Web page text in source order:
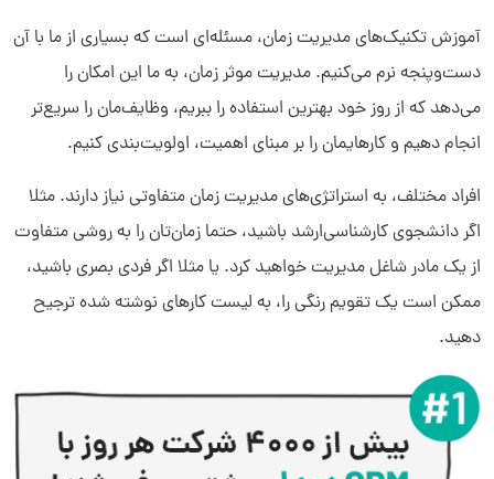
آموزش تکنیک‌های مدیریت زمان، مسئله‌ای است که بسیاری از ما با آن
دست‌وپنجه نرم می‌کنیم. مدیریت موثر زمان، به ما این امکان را
می‌دهد که از روز خود بهترین استفاده را ببریم، وظایف‌مان را سریع‌تر
انجام دهیم و کارهایمان را بر مبنای اهمیت، اولویت‌بندی کنیم.
افراد مختلف، به استراتژی‌های مدیریت زمان متفاوتی نیاز دارند. مثلا
اگر دانشجوی کارشناسی‌ارشد باشید، حتما زمان‌تان را به روشی متفاوت
از یک مادر شاغل مدیریت خواهید کرد. یا مثلا اگر فردی بصری باشید،
ممکن است یک تقویم رنگی را، به لیست کارهای نوشته شده ترجیح
دهید.